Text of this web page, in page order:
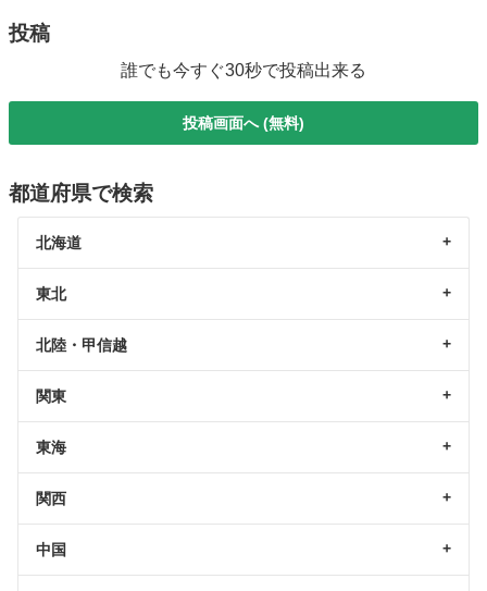
投稿
誰でも今すぐ30秒で投稿出来る
投稿画面へ (無料)
都道府県で検索
北海道
東北
北陸・甲信越
関東
東海
関西
中国